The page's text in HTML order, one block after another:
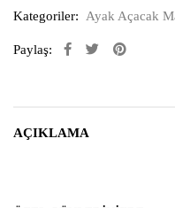
Kategoriler: Ayak Açacak
Paylaş:
AÇIKLAMA